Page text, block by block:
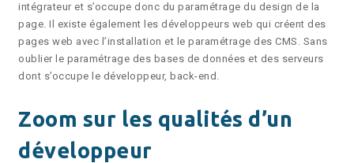
intégrateur et s’occupe donc du paramétrage du design de la
page. Il existe également les développeurs web qui créent des
pages web avec l’installation et le paramétrage des CMS. Sans
oublier le paramétrage des bases de données et des serveurs
dont s’occupe le développeur, back-end.
Zoom sur les qualités d’un
développeur